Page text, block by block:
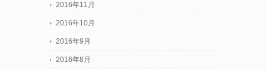
2016年11月
2016年10月
2016年9月
2016年8月